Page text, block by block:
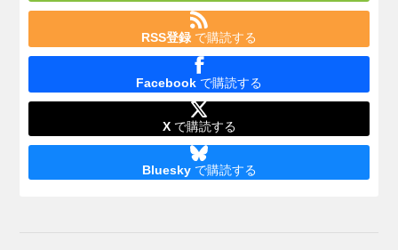
RSS登録 で購読する
Facebook で購読する
Xで購読する
Blueskyで購読する